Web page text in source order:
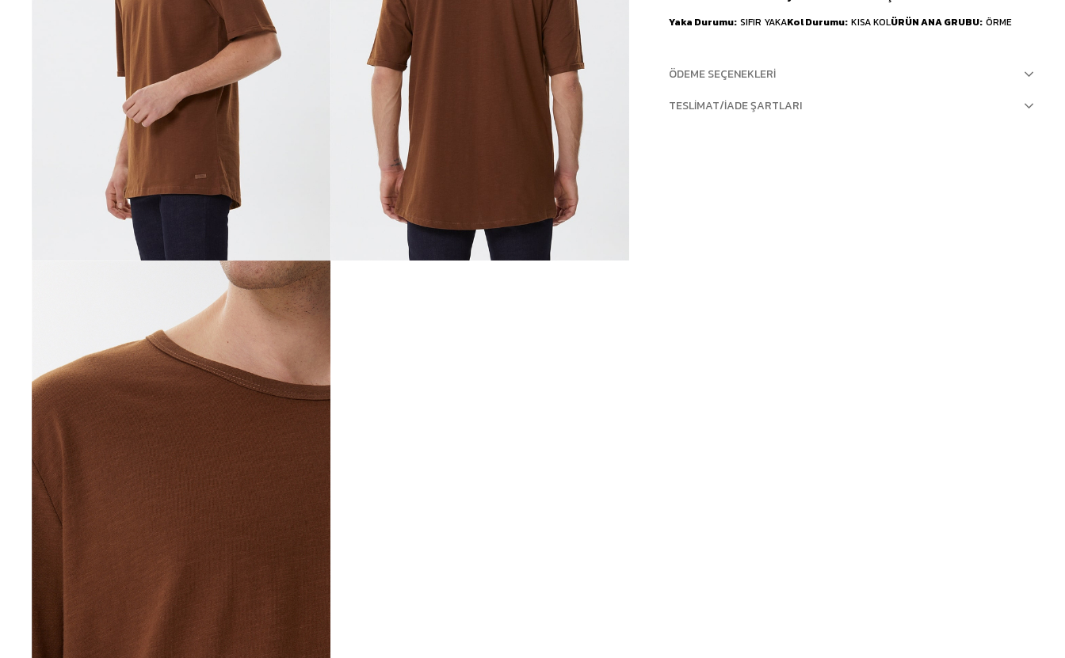
Yaka Durumu SIFIR YAKAKol Durumu KISA KOLÜRÜN ANA GRUBU ÖRME
ÖDEME SEÇENEKLERI
TESLIMAT/İADE ŞARTLARI